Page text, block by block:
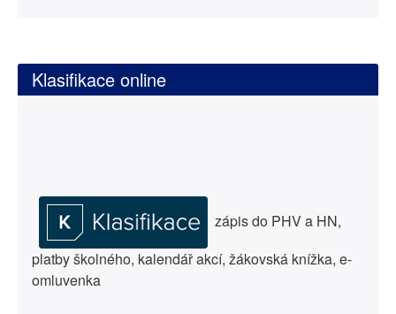
Klasifikace online
zápis do PHV a HN,
platby školného, kalendář akcí, žákovská knížka, e-
omluvenka